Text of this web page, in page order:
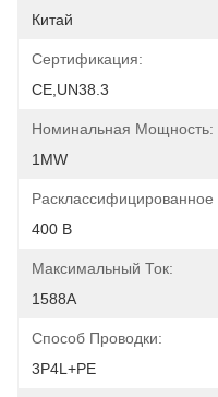
Китай
Сертификация:
CE,UN38.3
Номинальная Мощность:
1MW
400 В
Максимальный Ток:
1588A
Способ Проводки:
3P4L+PE